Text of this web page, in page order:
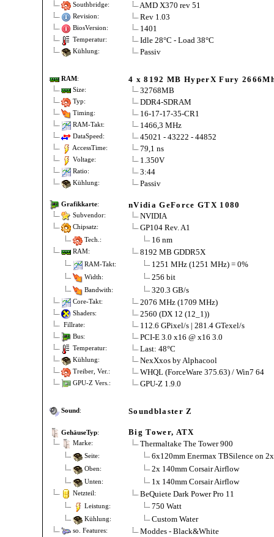
Southbridge: AMD X370 rev 51
Revision: Rev 1.03
BiosVersion: 1401
Temperatur: Idle 28°C - Load 38°C
Kühlung: Passiv
RAM: 4 x 8192 MB HyperX Fury
Size: 32768MB
Typ: DDR4-SDRAM
Timing: 16-17-17-35-CR1
RAM-Takt: 1466,3 MHz
DataSpeed: 45021 - 43222 - 44852
AccessTime: 79,1 ns
Voltage: 1.350V
Ratio: 3:44
Kühlung: Passiv
Grafikkarte: nVidia GeForce GTX 1080
Subvendor: NVIDIA
Chipsatz: GP104 Rev. A1
Tech.: 16 nm
RAM: 8192 MB GDDR5X
RAM-Takt: 1251 MHz (1251 MHz) = 0%
Width: 256 bit
Bandwith: 320.3 GB/s
Core-Takt: 2076 MHz (1709 MHz)
Shaders: 2560 (DX 12 (12_1))
Fillrate: 112.6 GPixel/s | 281.4 GTexel/s
Bus: PCI-E 3.0 x16 @ x16 3.0
Temperatur: Last: 48°C
Kühlung: NexXxos by Alphacool
Treiber, Ver.: WHQL (ForceWare 375.63) / Win7 64
GPU-Z Vers.: GPU-Z 1.9.0
Sound: Soundblaster Z
GehäuseTyp: Big Tower, ATX
Marke: Thermaltake The Tower 900
Seite: 6x120mm Enermax TBSilence on
Oben: 2x 140mm Corsair Airflow
Unten: 1x 140mm Corsair Airflow
Netzteil: BeQuiete Dark Power Pro 11
Leistung: 750 Watt
Kühlung: Custom Water
so. Features: Moddes - Black&White